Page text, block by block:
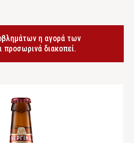
η αγορά των
προσωρινά διακοπεί.